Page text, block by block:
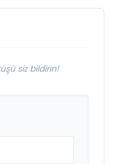
siz bildirin!